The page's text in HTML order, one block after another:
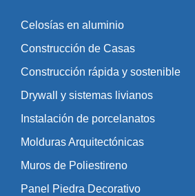
Celosías en aluminio
Construcción de Casas
Construcción rápida y sostenible
Drywall y sistemas livianos
Instalación de porcelanatos
Molduras Arquitectónicas
Muros de Poliestireno
Panel Piedra Decorativo